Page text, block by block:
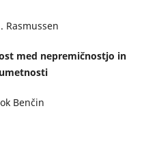
Rasmussen
med nepremičnostjo in
Benčin